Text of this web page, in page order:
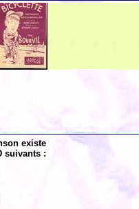
existe
suivants :